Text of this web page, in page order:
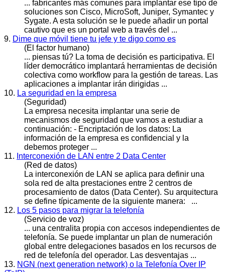
... fabricantes más comunes para implantar ese tipo de
soluciones son Cisco, MicroSoft, Juniper, Symantec y
Sygate. A esta solución se le puede añadir un portal
cautivo que es un portal web a través del ...
9. Dime que móvil tiene tu jefe y te digo como es
(El factor humano)
... piensas tú? La toma de decisión es participativa. El
líder democrático implantará herramientas de decisión
colectiva como workflow para la gestión de tareas. Las
aplicaciones a implantar irán dirigidas ...
10. La seguridad en la empresa
(Seguridad)
La empresa necesita implantar una serie de
mecanismos de seguridad que vamos a estudiar a
continuación: - Encriptación de los datos: La
información de la empresa es confidencial y la
debemos proteger ...
11. Interconexión de LAN entre 2 Data Center
(Red de datos)
La interconexión de LAN se aplica para definir una
sola red de alta prestaciones entre 2 centros de
procesamiento de datos (Data Center). Su arquitectura
se define típicamente de la siguiente manera: ...
12. Los 5 pasos para migrar la telefonía
(Servicio de voz)
... una centralita propia con accesos independientes de
telefonía. Se puede implantar un plan de numeración
global entre delegaciones basados en los recursos de
red de telefonía del operador. Las desventajas ...
13. NGN (next generation network) o la Telefonía Over IP